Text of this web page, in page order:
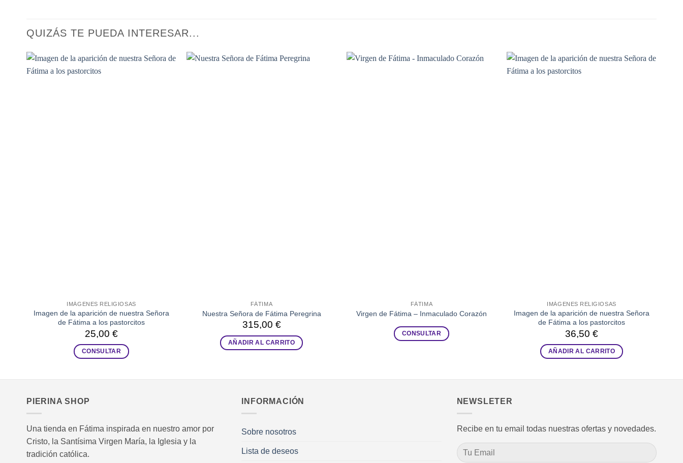
QUIZÁS TE PUEDA INTERESAR...
IMÁGENES RELIGIOSAS
Imagen de la aparición de nuestra Señora
de Fátima a los pastorcitos
25,00 €
CONSULTAR
FÁTIMA
Nuestra Señora de Fátima Peregrina
315,00 €
AÑADIR AL CARRITO
FÁTIMA
Virgen de Fátima – Inmaculado Corazón
CONSULTAR
IMÁGENES RELIGIOSAS
Imagen de la aparición de nuestra Señora
de Fátima a los pastorcitos
36,50 €
AÑADIR AL CARRITO
PIERINA SHOP
Una tienda en Fátima inspirada en nuestro amor por
Cristo, la Santísima Virgen María, la Iglesia y la
tradición católica.
INFORMACIÓN
Sobre nosotros
Lista de deseos
NEWSLETER
Recibe en tu email todas nuestras ofertas y novedades.